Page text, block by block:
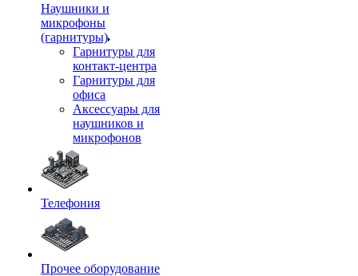
Наушники и
микрофоны
(гарнитуры)
Гарнитуры для
контакт-центра
Гарнитуры для
офиса
Аксессуары для
наушников и
микрофонов
Телефония
Прочее оборудование